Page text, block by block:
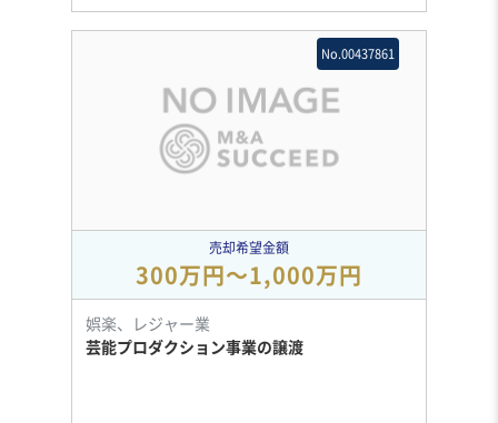
No.00437861
売却希望金額
300万円〜1,000万円
娯楽、レジャー業
芸能プロダクション事業の譲渡